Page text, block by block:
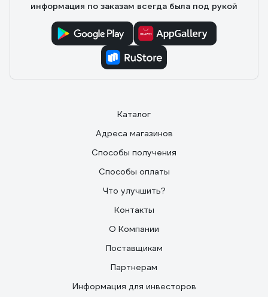
информация по заказам всегда была под рукой
Каталог
Адреса магазинов
Способы получения
Способы оплаты
Что улучшить?
Контакты
О Компании
Поставщикам
Партнерам
Информация для инвесторов